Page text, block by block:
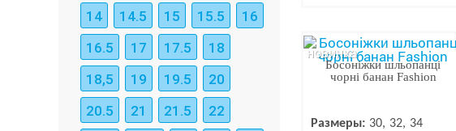
14 14.5 15 15.5
16
16.5
17 17.5
18
18,5
19 19.5
20
20.5
21 21.5
22
Босоніжки шльопанці
чорні банан Fashion
Размеры: 30 32 34
новинка